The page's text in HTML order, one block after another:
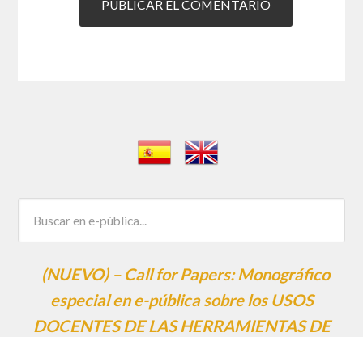
(NUEVO) – Call for Papers: Monográfico
especial en e-pública sobre los USOS
DOCENTES DE LAS HERRAMIENTAS DE